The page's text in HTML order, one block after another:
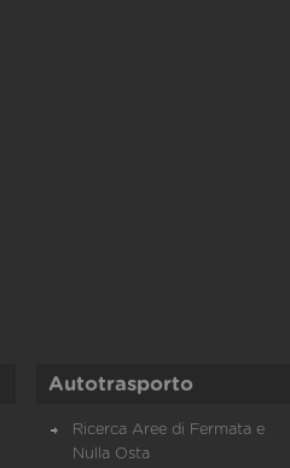
Autotrasporto
Ricerca Aree di Fermata e
Nulla Osta